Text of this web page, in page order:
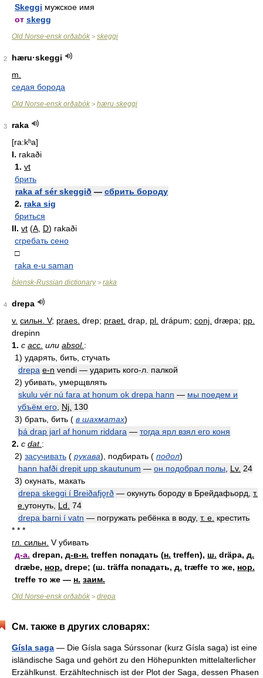
Skeggi мужское имя
от skegg
Old Norse-ensk orðabók > skeggi
2
hæru·skeggi
m.
седая борода
Old Norse-ensk orðabók > hæru·skeggi
3
raka
[ra:kʰa]
I. rakaði
1. vt
брить
raka af sér skeggið — сбрить бороду
2. raka sig
бриться
II. vt (A D) rakaði
сгребать сено
□
raka e-u saman
Íslensk-Russian dictionary> raka
4
drepa
v. сильн. V; praes. drep; praet. drap, pl. drápum; conj. dræpa; pp.
drepinn
1. с acc. или absol. :
1) ударять, бить, стучать
drepa e-n vendi — ударить кого-л. палкой
2) убивать, умерщвлять
skulu vér nú fara at honum ok drepa hann — мы поедем и
убъём его Nj. 130
3) брать, бить ( в шахматах)
þá drap jarl af honum riddara — тогда ярл взял его коня
2. с dat. :
2) засучивать ( рукава) , подбирать ( подол)
hann hafði drepit upp skautunum — он подобрал полы Lv. 24
3) окунать, макать
drepa skeggi í Breiðafjǫrð — окунуть бороду в Брейдафьорд, т.
е. утонуть Ld. 74
drepa barni í vatn — погружать ребёнка в воду, т. е. крестить
* * *
гл. сильн. Vубивать
д-а. drepan, д-в-н. treffen попадать (н. treffen), ш. dräpa, д.
dræbe, нор. drepe; (ш. träffa попадать, д. træffe то же, нор.
treffe то же — н. заим.
Old Norse-ensk orðabók > drepa
См. также в других словарях:
Gísla saga — Die Gísla saga Súrssonar (kurz Gísla saga) ist eine
isländische Saga und gehört zu den Höhepunkten mittelalterlicher
Erzählkunst. Erzähltechnisch ist der Plot der Saga, dessen Phasen